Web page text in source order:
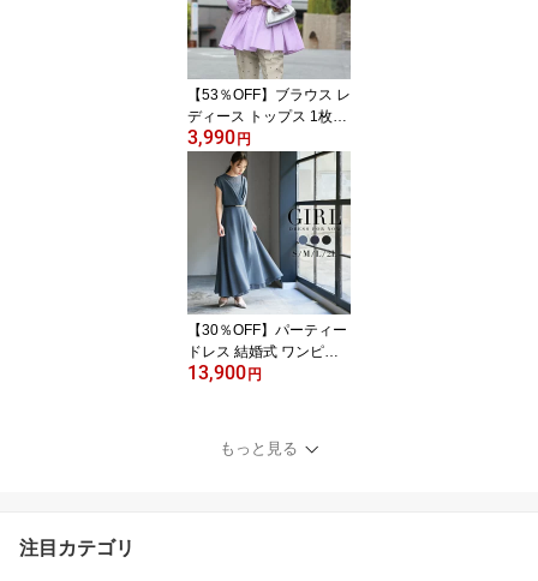
分袖 二次会 披露宴 お呼
ばれ 上品 膝下 体型カバ
ー 40代 30代 20代 50代
低身長さん 春 夏
【53％OFF】ブラウス レ
ディース トップス 1枚で
決まる 長袖 カジュアル
ゆったり 着痩せ プルオ
ーバー カットソー おし
ゃれ きれいめ シャツ 体
型カバー 可愛い かわい
い クルーネック 無地 大
きいサイズ ティアード
フレア 綿100％ コットン
3,990円
【30％OFF】パーティー
ドレス 結婚式 ワンピー
ス ドレス 袖あり 大きい
ス 半袖 二次会 披露宴 お
呼ばれ 上品 膝下 他と被
13,900円
もっと見る
注目カテゴリ